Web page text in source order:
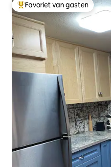
Topfavoriet van gasten
Favoriet van gasten